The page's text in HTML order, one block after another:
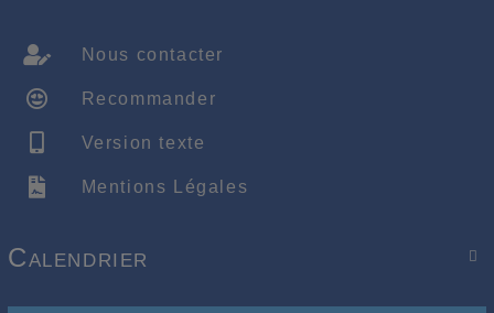
Nous contacter
Recommander
Version texte
Mentions Légales

Calendrier